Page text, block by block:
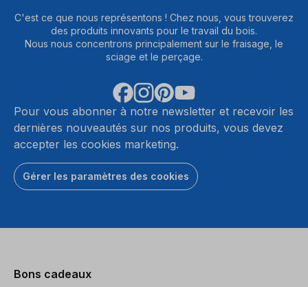
C'est ce que nous représentons ! Chez nous, vous trouverez
des produits innovants pour le travail du bois.
Nous nous concentrons principalement sur le fraisage, le
sciage et le perçage.
Pour vous abonner à notre newsletter et recevoir les
dernières nouveautés sur nos produits, vous devez
accepter les cookies marketing.
Gérer les paramètres des cookies
Bons cadeaux